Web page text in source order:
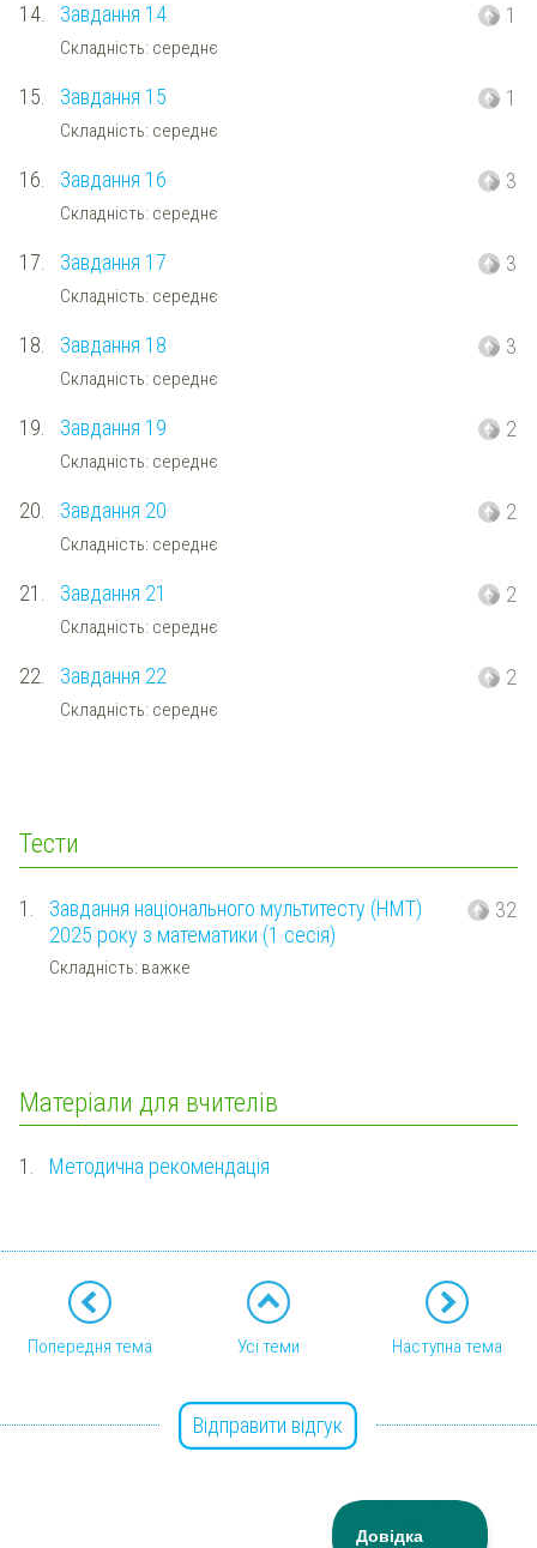
14. Завдання 14
Складність: середнє
1
15. Завдання 15
Складність: середнє
1
16. Завдання 16
Складність: середнє
3
17. Завдання 17
Складність: середнє
3
18. Завдання 18
Складність: середнє
3
19. Завдання 19
Складність: середнє
2
20. Завдання 20
Складність: середнє
2
21. Завдання 21
Складність: середнє
2
22. Завдання 22
Складність: середнє
2
Тести
1.
Завдання національного мультитесту (НМТ)
2025 року з математики (1 сесія)
Складність: важке
32
Матеріали для вчителів
1. Методична рекомендація
Попередня тема Усі теми Наступна тема
Відправити відгук